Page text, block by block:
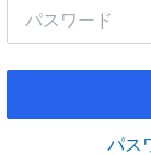
パス